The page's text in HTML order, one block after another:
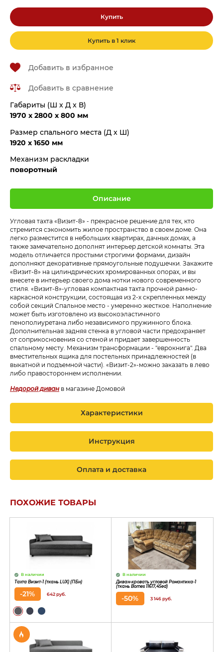
Купить
Купить в 1 клик
Добавить в избранное
Добавить в сравнение
Габариты (Ш x Д x В)
1970 x 2800 x 800 мм
Размер спального места (Д x Ш)
1920 x 1650 мм
Механизм раскладки
поворотный
Описание
Угловая тахта «Визит-8» - прекрасное решение для тех, кто
стремится сэкономить жилое пространство в своем доме. Она
легко разместится в небольших квартирах, дачных домах, а
также замечательно дополнят интерьер детской комнаты. Эта
модель отличается простыми строгими формами, дизайн
дополняют декоративные прямоугольные подушечки. Закажите
«Визит-8» на цилиндрических хромированных опорах, и вы
внесете в интерьер своего дома нотки нового современного
стиля. «Визит-8»-угловая компактная тахта прочной рамно-
каркасной конструкции, состоящая из 2-х скрепленных между
собой секций Спальное место - умеренно жесткое. Наполнение
может быть изготовлено из высокоэластичного
пенополиуретана либо независимого пружинного блока.
Дополнительная задняя стенка в угловой части предохраняет
от соприкосновения со стеной и придает завершенность
спальному месту. Механизм трансформации - "еврокнига". Два
вместительных ящика для постельных принадлежностей (в
выкатной и подъемной части). «Визит-2»-можно заказать в лево
либо правостороннем исполнении.
Недорой диван в магазине Домовой
Характеристики
Инструкция
Оплата и доставка
ПОХОЖИЕ ТОВАРЫ
В наличии
Тахта Визит-1 (ткань LUX) (ПБн)
-21% 642 руб.
В наличии
Диван-кровать угловой Романтика-1
(ткань Bornes 11617,4Sed)
-50% 3 146 руб.